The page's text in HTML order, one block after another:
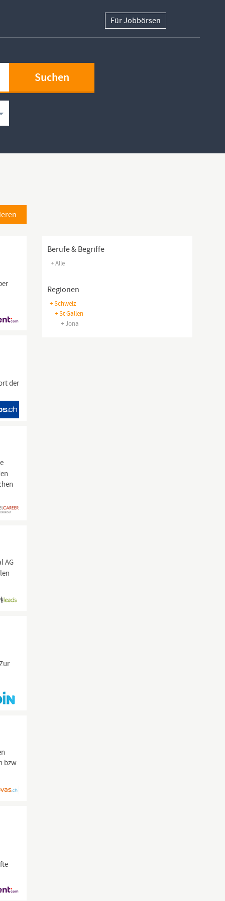
Für Jobbörsen
Berufe & Begriffe
+ Alle
Regionen
+ Schweiz
+ St Gallen
+ Jona
der
AG
bzw.